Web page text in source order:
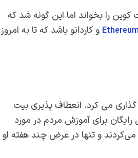
را بخواند اما این گونه شد که
Ethereum و کاردانو باشد که تا به امروز
گذاری می کرد. انعطاف پذیری بیت
برای آموزش مردم در مورد
بیش از 17000 دانش‌ آموز شرکت می‌کردند و تنها در عرض چند هفته او